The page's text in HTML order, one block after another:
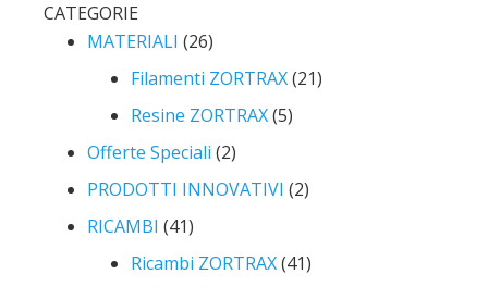
CATEGORIE
MATERIALI (26)
Filamenti ZORTRAX(21)
Resine ZORTRAX(5)
Offerte Speciali (2)
PRODOTTI INNOVATIVI (2)
RICAMBI (41)
Ricambi ZORTRAX(41)